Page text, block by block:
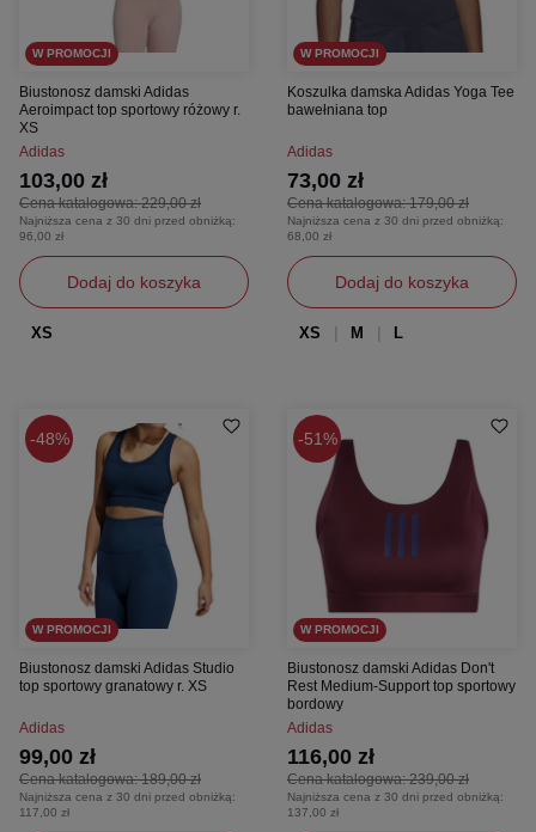
W PROMOCJI
Biustonosz damski Adidas
Aeroimpact top sportowy różowy r.
XS
Adidas
Cena katalogowa:229,00 zł
103,00 zł
Najniższa cena z 30 dni przed obniżką:
96,00 zł
Dodaj do koszyka
XS
W PROMOCJI
Koszulka damska Adidas Yoga Tee
bawełniana top
Adidas
Cena katalogowa:179,00 zł
73,00 zł
Najniższa cena z 30 dni przed obniżką:
68,00 zł
Dodaj do koszyka
XS M L
48%
W PROMOCJI
Biustonosz damski Adidas Studio
top sportowy granatowy r. XS
Adidas
Cena katalogowa:189,00 zł
99,00 zł
Najniższa cena z 30 dni przed obniżką:
117,00 zł
51%
W PROMOCJI
Biustonosz damski Adidas Don't
Rest Medium-Support top sportowy
bordowy
Adidas
Cena katalogowa:239,00 zł
116,00 zł
Najniższa cena z 30 dni przed obniżką:
137,00 zł